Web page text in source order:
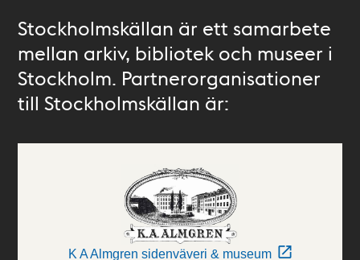
Stockholmskällan är ett samarbete
mellan arkiv, bibliotek och museer i
Stockholm. Partnerorganisationer
till Stockholmskällan är:
K A Almgren sidenväveri & museum